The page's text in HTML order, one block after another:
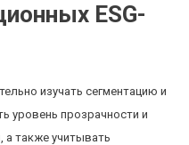
ESG-
изучать сегментацию и
уровень прозрачности и
а также учитывать